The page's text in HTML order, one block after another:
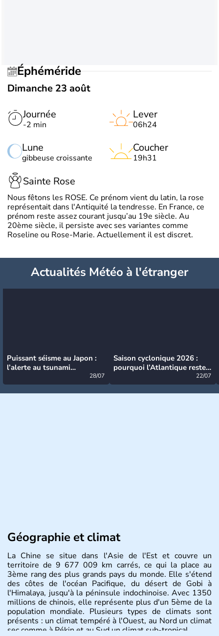
Éphéméride
Dimanche 23 août
Journée
-2 min
Lune
gibbeuse croissante
Lever
06h24
Coucher
19h31
Sainte Rose
Nous fêtons les ROSE. Ce prénom vient du latin, la rose
représentait dans l'Antiquité la tendresse. En France, ce
prénom reste assez courant jusqu’au 19e siècle. Au
20ème siècle, il persiste avec ses variantes comme
Roseline ou Rose-Marie. Actuellement il est discret.
Actualités Météo à l'étranger
Puissant séisme au Japon :
l’alerte au tsunami
28/07
Saison cyclonique 2026 :
pourquoi l’Atlantique reste
22/07
Géographie et climat
La Chine se situe dans l'Asie de l'Est et couvre un
territoire de 9 677 009 km carrés, ce qui la place au
3ème rang des plus grands pays du monde. Elle s'étend
des côtes de l'océan Pacifique, du désert de Gobi à
l'Himalaya, jusqu'à la péninsule indochinoise. Avec 1350
millions de chinois, elle représente plus d'un 5ème de la
population mondiale. Plusieurs types de climats sont
présents : un climat tempéré à l'Ouest, au Nord un climat
sec comme à Pékin et au Sud un climat sub-tropical.